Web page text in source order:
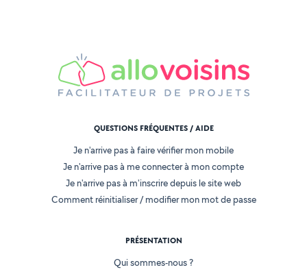
QUESTIONS FRÉQUENTES / AIDE
Je n'arrive pas à faire vérifier mon mobile
Je n'arrive pas à me connecter à mon compte
Je n'arrive pas à m'inscrire depuis le site web
Comment réinitialiser / modifier mon mot de passe
PRÉSENTATION
Qui sommes-nous ?